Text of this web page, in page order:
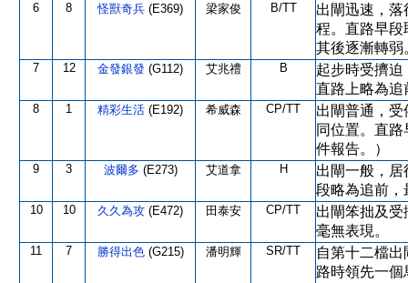
6 8 怪獸奇兵 (E369) 梁家俊 B/TT
出閘迅速，
程。直路早段
其後逐漸轉弱
7 12 金發銀發 (G112) 艾兆禮 B
起步時受擠
直路上略為追
8 1 精彩生活 (E192) 希威森 CP/TT
出閘普通，
同位置。直
件報告。）
9 3 波爾多 (E273) 艾道拿 H
出閘一般，
段略為追前，
10 10 久久為攻 (E472) 田泰安 CP/TT
出閘笨拙及
毫無表現。
11 7 勝得出色 (G215) 潘明輝 SR/TT
自第十二檔
路時領先一